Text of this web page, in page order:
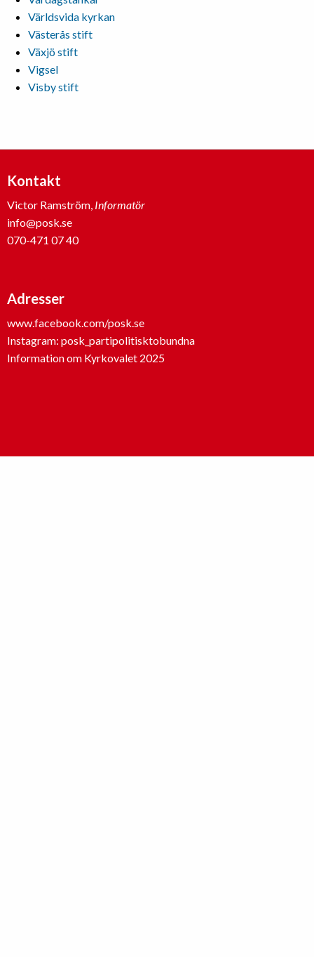
Världsvida kyrkan
Västerås stift
Växjö stift
Vigsel
Visby stift
Kontakt
Victor Ramström, Informatör
info@posk.se
070-471 07 40
Adresser
www.facebook.com/posk.se
Instagram: posk_partipolitisktobundna
Information om Kyrkovalet 2025